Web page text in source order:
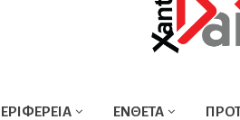
ΕΝΘΕΤΑ